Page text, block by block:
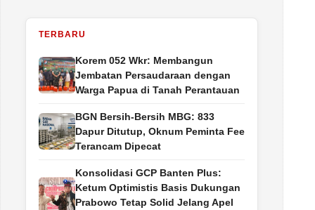
TERBARU
Korem 052 Wkr: Membangun
Jembatan Persaudaraan dengan
Warga Papua di Tanah Perantauan
BGN Bersih-Bersih MBG: 833
Dapur Ditutup, Oknum Peminta Fee
Terancam Dipecat
Konsolidasi GCP Banten Plus:
Ketum Optimistis Basis Dukungan
Prabowo Tetap Solid Jelang Apel